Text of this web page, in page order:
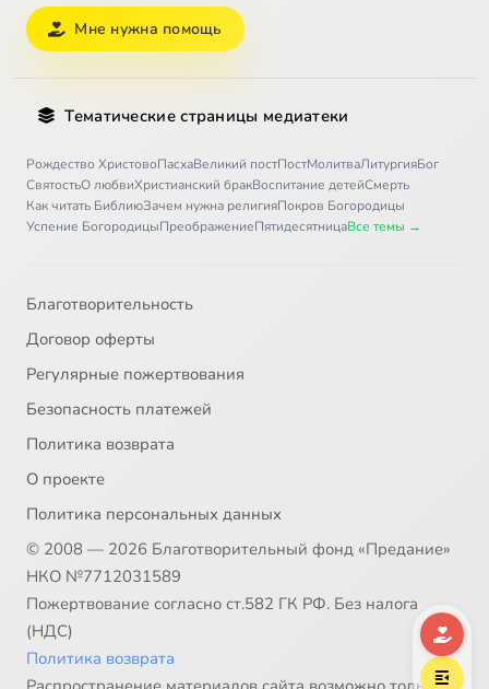
Мне нужна помощь
Тематические страницы медиатеки
Рождество ХристовоПасхаВеликий постПостМолитваЛитургияБог
СвятостьО любвиХристианский бракВоспитание детейСмерть
Как читать БиблиюЗачем нужна религияПокров Богородицы
Успение БогородицыПреображениеПятидесятницаВсе темы →
Благотворительность
Договор оферты
Регулярные пожертвования
Безопасность платежей
Политика возврата
О проекте
Политика персональных данных
© 2008 — 2026 Благотворительный фонд «Предание»
НКО №7712031589
Пожертвование согласно ст.582 ГК РФ. Без налога
(НДС)
Политика возврата